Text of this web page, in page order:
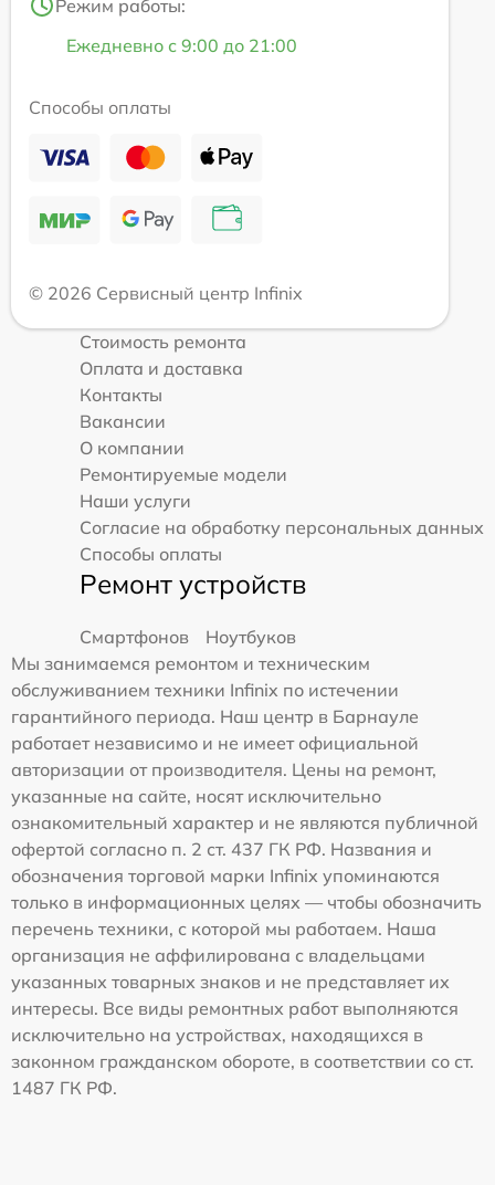
Режим работы:
Ежедневно с 9:00 до 21:00
Способы оплаты
© 2026 Сервисный центр Infinix
Стоимость ремонта
Оплата и доставка
Контакты
Вакансии
О компании
Ремонтируемые модели
Наши услуги
Согласие на обработку персональных данных
Способы оплаты
Ремонт устройств
Смартфонов
Ноутбуков
Мы занимаемся ремонтом и техническим
обслуживанием техники Infinix по истечении
гарантийного периода. Наш центр в Барнауле
работает независимо и не имеет официальной
авторизации от производителя. Цены на ремонт,
указанные на сайте, носят исключительно
ознакомительный характер и не являются публичной
офертой согласно п. 2 ст. 437 ГК РФ. Названия и
обозначения торговой марки Infinix упоминаются
только в информационных целях — чтобы обозначить
перечень техники, с которой мы работаем. Наша
организация не аффилирована с владельцами
указанных товарных знаков и не представляет их
интересы. Все виды ремонтных работ выполняются
исключительно на устройствах, находящихся в
законном гражданском обороте, в соответствии со ст.
1487 ГК РФ.